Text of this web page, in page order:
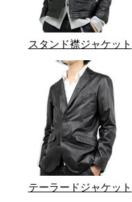
スタンド襟ジャケット
テーラードジャケット